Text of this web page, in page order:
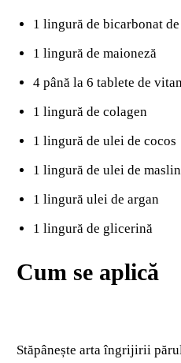
1 lingură de bicarbonat
1 lingură de maioneză
4 până la 6 tablete de
1 lingură de colagen
1 lingură de ulei de cocos
1 lingură de ulei de
1 lingură ulei de argan
1 lingură de glicerină
Cum se aplică
Stăpânește arta îngrijirii